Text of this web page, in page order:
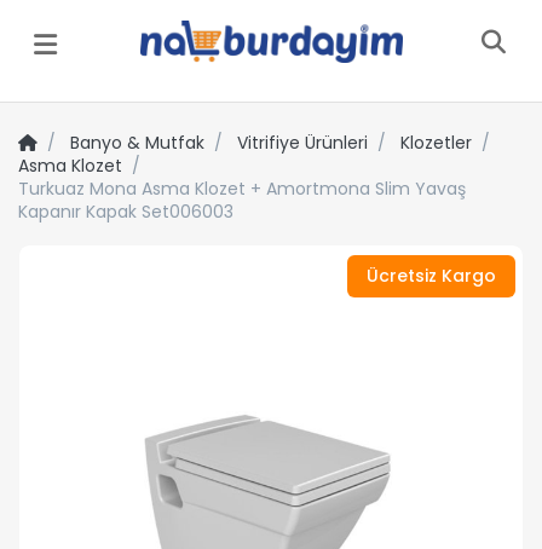
Menü
Banyo & Mutfak Vitrifiye Ürünleri
Klozetler
Asma Klozet
Turkuaz Mona Asma Klozet + Amortmona Slim Yavaş
Kapanır Kapak Set006003
Ücretsiz Kargo